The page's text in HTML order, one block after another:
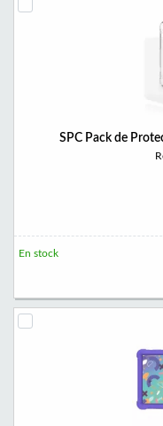
SPC Pack de
En stock